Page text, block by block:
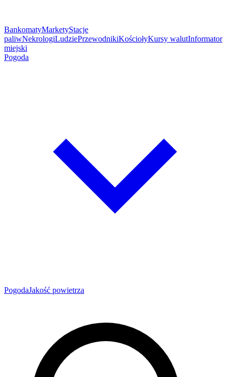
BankomatyMarketyStacje
paliwNekrologiLudziePrzewodnikiKościołyKursy walutInformator
miejski
Pogoda
PogodaJakość powietrza